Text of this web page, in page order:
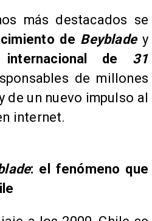
más destacados se
de Beybladey
internacional de 31
de millones
de un nuevo impulso al
internet.
: el fenómeno que